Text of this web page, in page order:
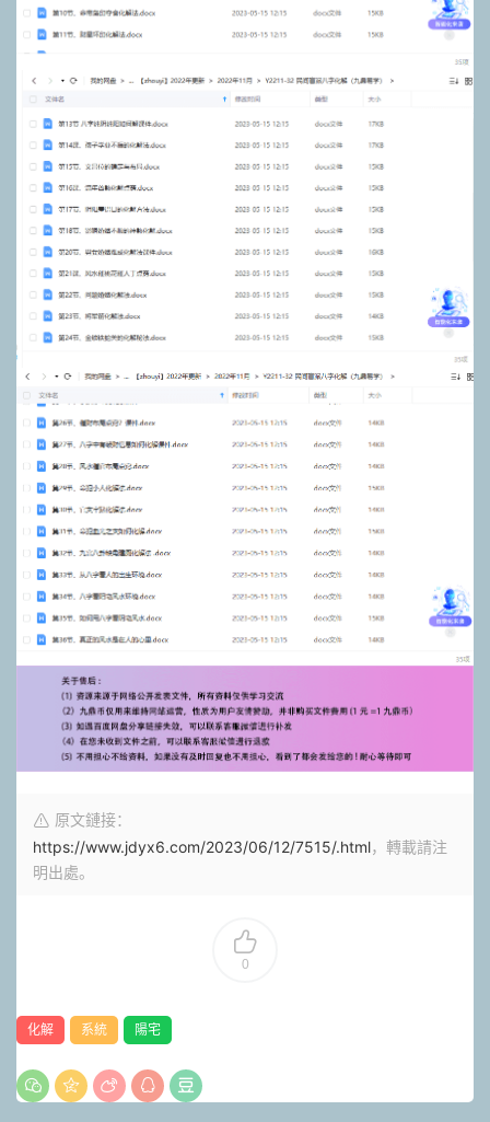
原文鏈接：
https://www.jdyx6.com/2023/06/12/7515/.html，轉載請注
明出處。
0
化解 系統 陽宅